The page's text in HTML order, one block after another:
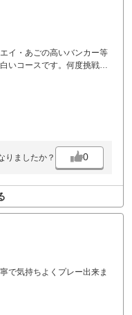
イ・あごの高いバンカー等
いコースです。何度挑戦し
りましたか？ 0
で気持ちよくプレー出来ま